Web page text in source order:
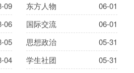
09
06
05
04
06-01
东方人物
06-01
国际交流
05-31
思想政治
05-31
学生社团